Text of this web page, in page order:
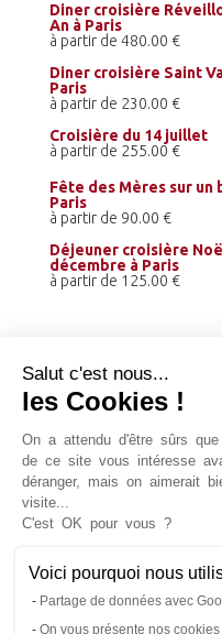
Diner croisière
An à Paris
à partir de 480.00 €
Diner croisière Saint
Paris
à partir de 230.00 €
Croisière du 14 juillet
à partir de 255.00 €
Fête des Mères sur un
Paris
à partir de 90.00 €
Déjeuner croisière
décembre à Paris
à partir de 125.00 €
Billets promenade sur
touristiques et bien
Salut c'est nous...
les Cookies !
On a attendu d'être sûrs
de ce site vous intéresse
déranger, mais on aimerait
visite...
C'est OK pour vous ?
Voici pourquoi nous
Partage de données avec
On vous présente nos cookies